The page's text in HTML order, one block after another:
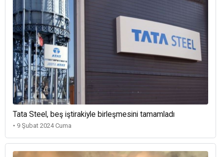
Tata Steel, beş iştirakiyle birleşmesini tamamladı
• 9 Şubat 2024 Cuma